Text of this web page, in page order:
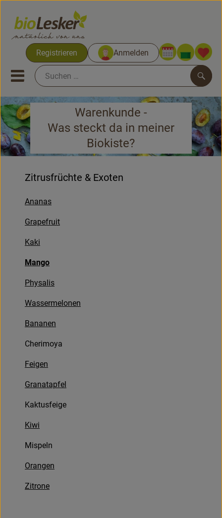
Registrieren Anmelden
Mobiles Menu öffnen oder
Biokisten
Kochkisten
Getränke
Alternativen zu ...
Über uns
Service
Rezepte
Warenkunde -
Was steckt da in meiner
Biokiste?
Zitrusfrüchte & Exoten
Ananas
Grapefruit
Kaki
Mango
Physalis
Wassermelonen
Bananen
Cherimoya
Feigen
Granatapfel
Kaktusfeige
Kiwi
Mispeln
Orangen
Zitrone